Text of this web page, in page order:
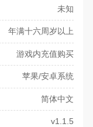
未知
年满十六周岁以上
游戏内充值购买
苹果/安卓系统
简体中文
v1.1.5